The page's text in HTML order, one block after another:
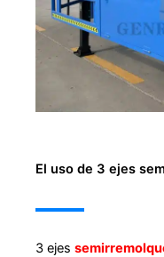
El uso de 3 ejes
3 ejes